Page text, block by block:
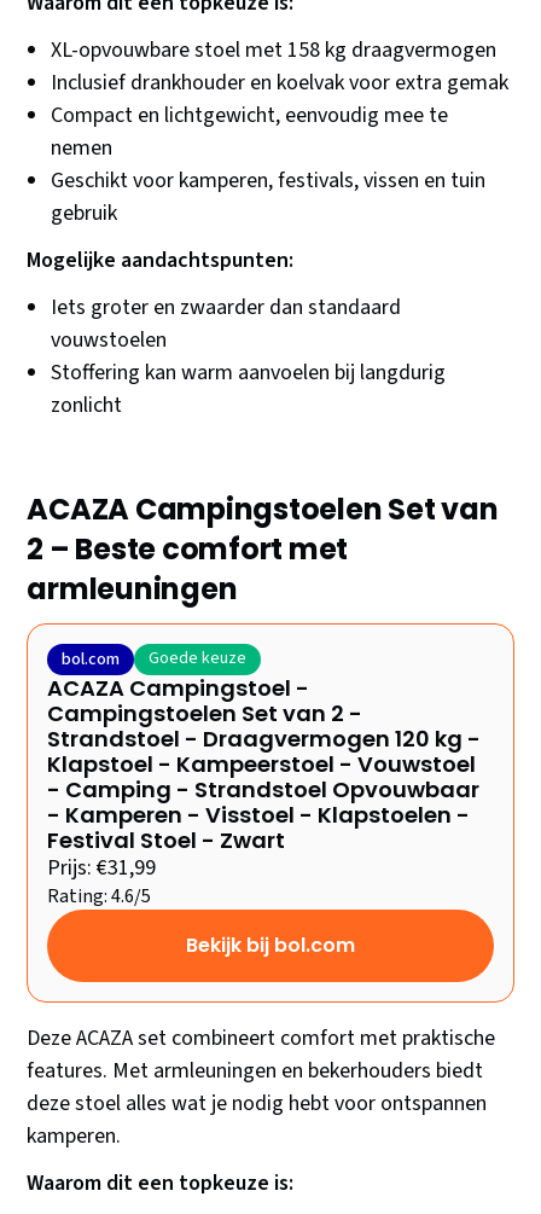
XL-opvouwbare stoel met 158 kg draagvermogen
Inclusief drankhouder en koelvak voor extra gemak
Compact en lichtgewicht, eenvoudig mee te
nemen
Geschikt voor kamperen, festivals, vissen en tuin
gebruik
Mogelijke aandachtspunten:
Iets groter en zwaarder dan standaard
vouwstoelen
Stoffering kan warm aanvoelen bij langdurig
zonlicht
ACAZA Campingstoelen Set van
2 – Beste comfort met
armleuningen
bol.com Goede keuze
ACAZA Campingstoel -
Campingstoelen Set van 2 -
Strandstoel - Draagvermogen 120 kg -
Klapstoel - Kampeerstoel - Vouwstoel
- Camping - Strandstoel Opvouwbaar
- Kamperen - Visstoel - Klapstoelen -
Festival Stoel - Zwart
Prijs: €31,99
Rating: 4.6/5
Bekijk bij bol.com
Deze ACAZA set combineert comfort met praktische
features. Met armleuningen en bekerhouders biedt
deze stoel alles wat je nodig hebt voor ontspannen
kamperen.
Waarom dit een topkeuze is: